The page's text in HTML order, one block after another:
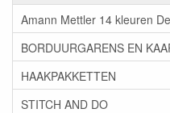
Amann Mettler 14 kleuren
BORDUURGARENS EN
HAAKPAKKETTEN
STITCH AND DO